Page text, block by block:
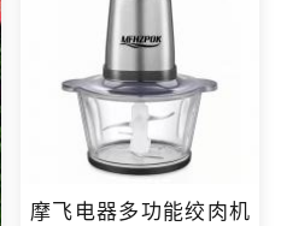
摩飞电器多功能绞肉机